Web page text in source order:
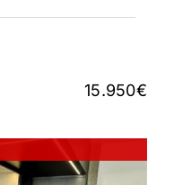
15.950€